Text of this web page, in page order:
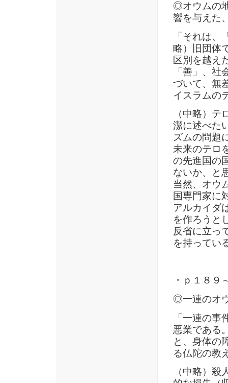
◎オウムの
響を与えた
「それは
略）旧団体
区別を越え
「善」、
づいて、無
イスラムの
（中略）
潔に述べた
ズムの問題
未来のテロ
の先進国の
ないか、と
当然、オウ
国専門家に
アルカイダ
を作ろうと
反省に立っ
を持ってい
・ｐ１８９
◎一連のオ
「一連の
悪業である
と、身体の
る仏陀の教
（中略）